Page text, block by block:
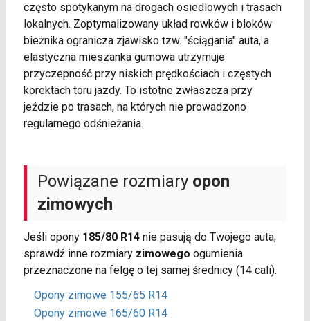
często spotykanym na drogach osiedlowych i trasach
lokalnych. Zoptymalizowany układ rowków i bloków
bieżnika ogranicza zjawisko tzw. "ściągania" auta, a
elastyczna mieszanka gumowa utrzymuje
przyczepność przy niskich prędkościach i częstych
korektach toru jazdy. To istotne zwłaszcza przy
jeździe po trasach, na których nie prowadzono
regularnego odśnieżania.
Powiązane rozmiary opon
zimowych
Jeśli opony 185/80 R14nie pasują do Twojego auta,
sprawdź inne rozmiary zimowego ogumienia
przeznaczone na felgę o tej samej średnicy (14 cali).
Opony zimowe 155/65 R14
Opony zimowe 165/60 R14